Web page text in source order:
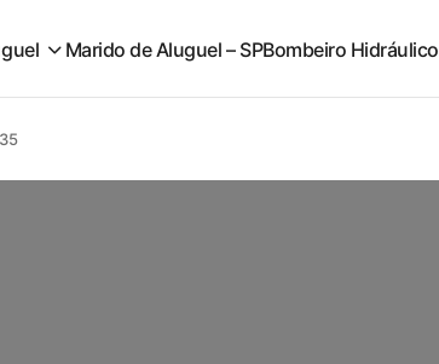
Marido de Aluguel – SPBombeiro Hidráulico